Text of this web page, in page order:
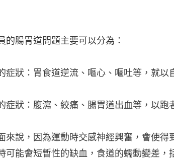
的腸胃道問題主要可以分為：
症狀：胃食道逆流、嘔心、嘔吐等，就
症狀：腹瀉、絞痛、腸胃道出血等，以跑
來說，因為運動時交感神經興奮，會使得
可能會短暫性的缺血，食道的蠕動變差，